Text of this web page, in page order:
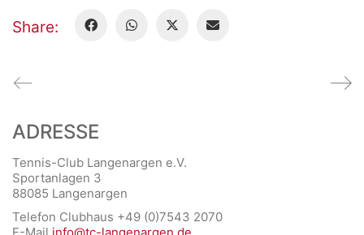
Share:
ADRESSE
Tennis-Club Langenargen e.V.
Sportanlagen 3
88085 Langenargen
Telefon Clubhaus +49 (0)7543 2070
E-Mail info@tc-langenargen.de